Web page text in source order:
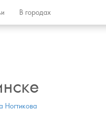
В городах
Ногтикова